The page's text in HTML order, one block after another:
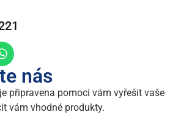
nás
připravena pomoci vám vyřešit vaše
vám vhodné produkty.